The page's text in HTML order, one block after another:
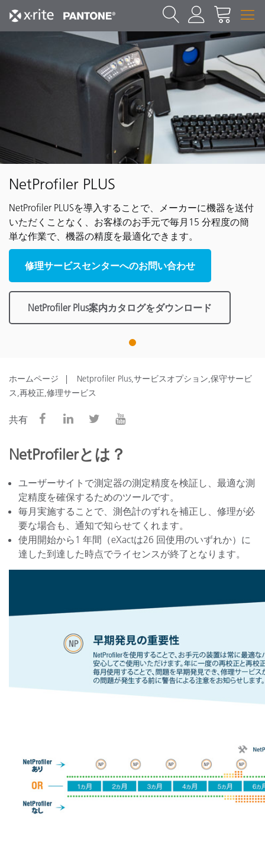
NetProfiler PLUS
NetProfiler PLUSを導入することで、メーカーに機器を送付
いただくことなく、お客様のお手元で毎月15 分程度の簡
単な作業で、機器の精度を最適化できます。
修理サービスセンターへのお問い合わせ
NetProfiler Plus案内カタログをダウンロード
1
ホームページ
Netprofiler Plus,サービスオプション,保守サービ
ス,再校正,修理サービス
共有
NetProfilerとは？
ユーザーサイトで測定器の測定精度を検証し、最適な測
定精度を確保するためのツールです。
毎月実施することで、測色計のずれを補正し、修理が必
要な場合も、通知で知らせてくれます。
使用開始から1 年間（eXactは26 回使用のいずれか）に
達した到達した時点でライセンスが終了となります。